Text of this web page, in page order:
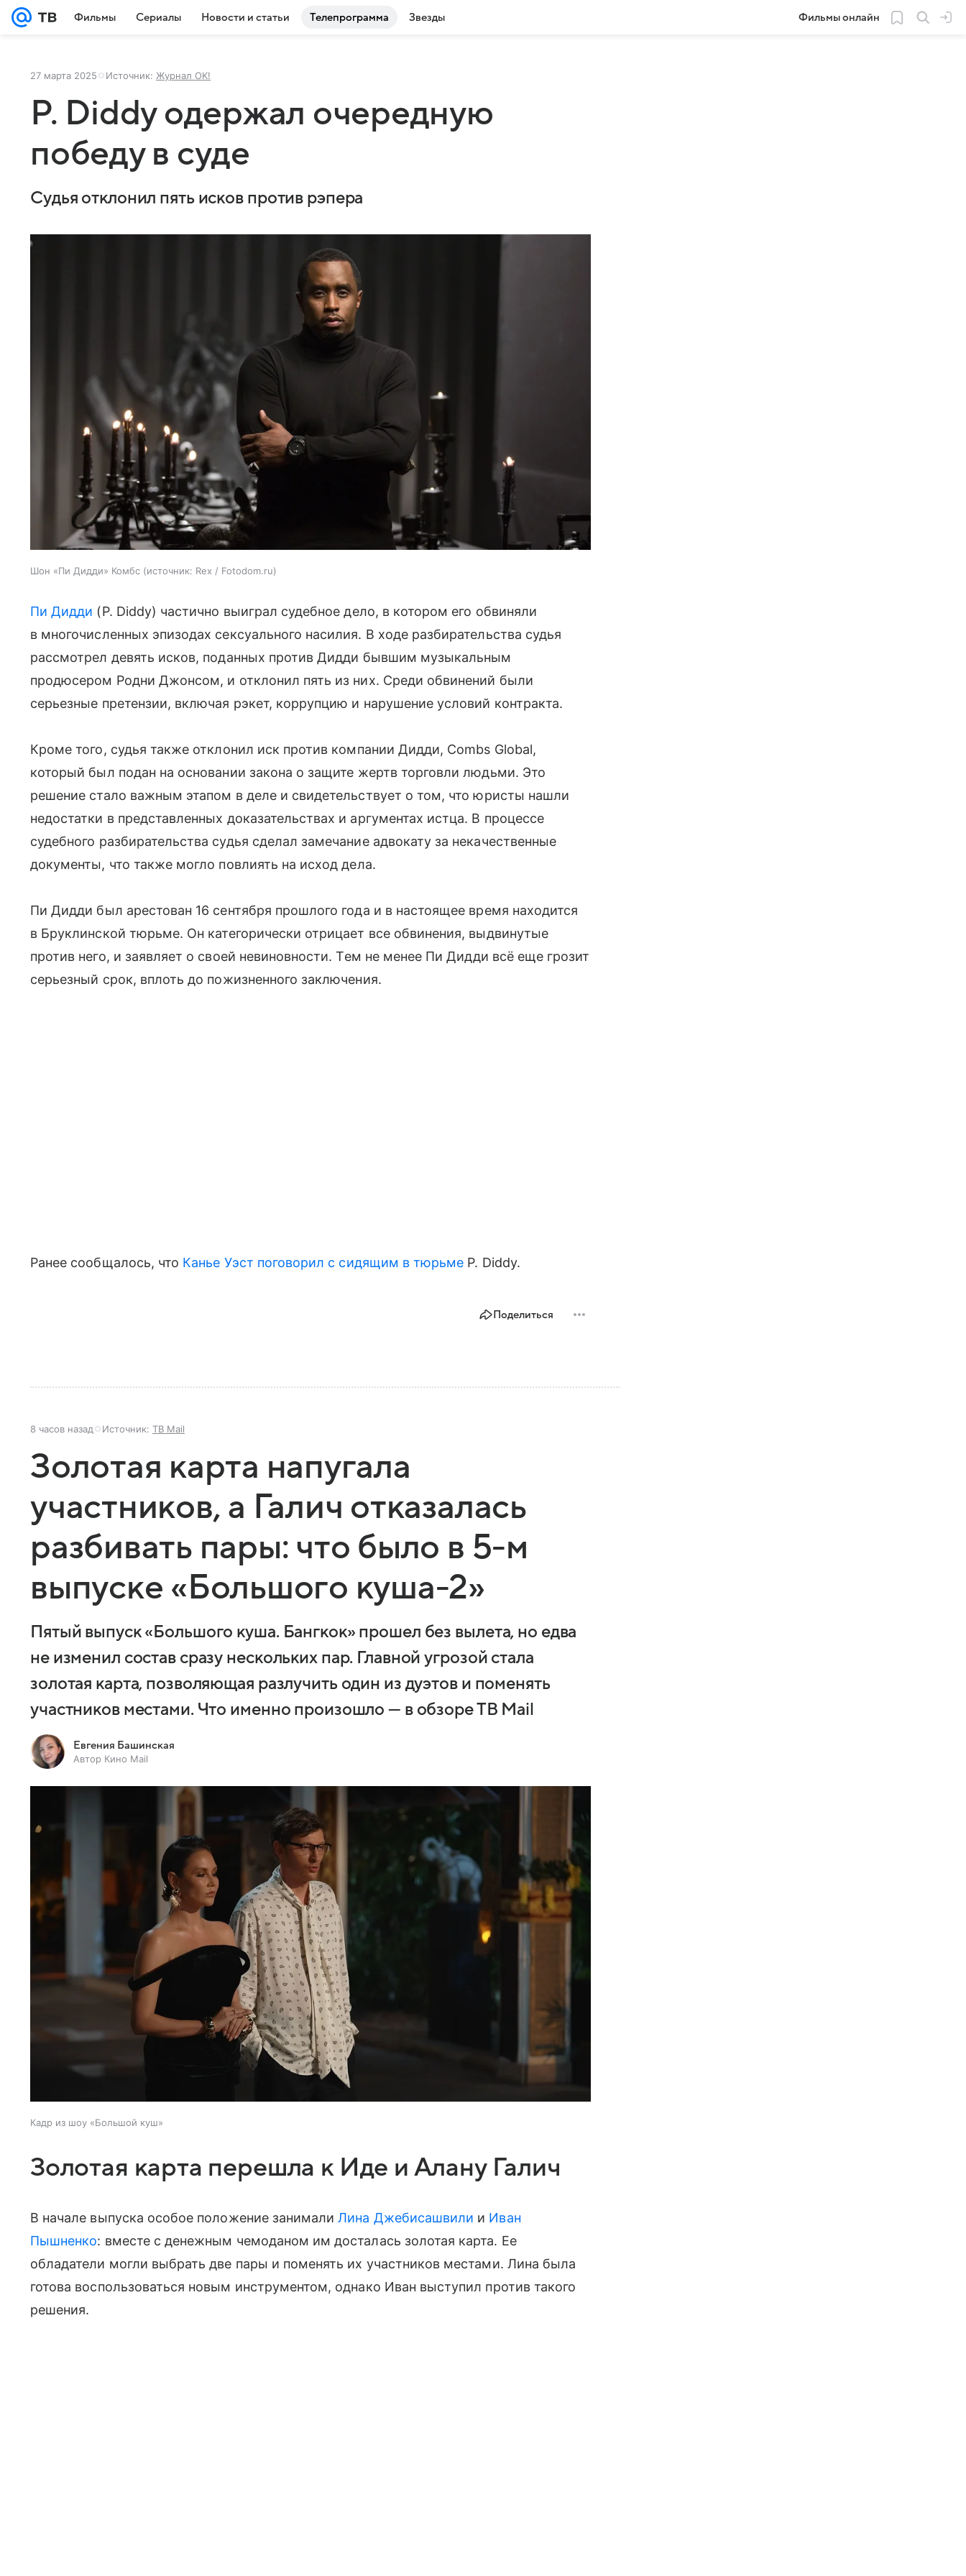
Фильмы Сериалы Новости и статьи Телепрограмма Звезды Фильмы онлайн
27 марта 2025 Источник: Журнал OK!
P. Diddy одержал очередную
победу в суде
Судья отклонил пять исков против рэпера
Шон «Пи Дидди» Комбс источник: Rex / Fotodom.ru
Пи Дидди (P. Diddy) частично выиграл судебное дело, в котором его обвиняли
в многочисленных эпизодах сексуального насилия. В ходе разбирательства судья
рассмотрел девять исков, поданных против Дидди бывшим музыкальным
продюсером Родни Джонсом, и отклонил пять из них. Среди обвинений были
серьезные претензии, включая рэкет, коррупцию и нарушение условий контракта.
Кроме того, судья также отклонил иск против компании Дидди, Combs Global,
который был подан на основании закона о защите жертв торговли людьми. Это
решение стало важным этапом в деле и свидетельствует о том, что юристы нашли
недостатки в представленных доказательствах и аргументах истца. В процессе
судебного разбирательства судья сделал замечание адвокату за некачественные
документы, что также могло повлиять на исход дела.
Пи Дидди был арестован 16 сентября прошлого года и в настоящее время находится
в Бруклинской тюрьме. Он категорически отрицает все обвинения, выдвинутые
против него, и заявляет о своей невиновности. Тем не менее Пи Дидди всё еще грозит
серьезный срок, вплоть до пожизненного заключения.
Ранее сообщалось, что Канье Уэст поговорил с сидящим в тюрьме P. Diddy.
Поделиться
8 часов назад Источник: ТВ Mail
Золотая карта напугала
участников, а Галич отказалась
разбивать пары: что было в 5-м
выпуске «Большого куша-2»
Пятый выпуск «Большого куша. Бангкок» прошел без вылета, но едва
не изменил состав сразу нескольких пар. Главной угрозой стала
золотая карта, позволяющая разлучить один из дуэтов и поменять
участников местами. Что именно произошло — в обзоре ТВ Mail
Евгения Башинская
Автор Кино Mail
Кадр из шоу «Большой куш»
Золотая карта перешла к Иде и Алану Галич
В начале выпуска особое положение занималиЛина Джебисашвили и Иван
Пышненко: вместе с денежным чемоданом им досталась золотая карта. Ее
обладатели могли выбрать две пары и поменять их участников местами. Лина была
готова воспользоваться новым инструментом, однако Иван выступил против такого
решения.